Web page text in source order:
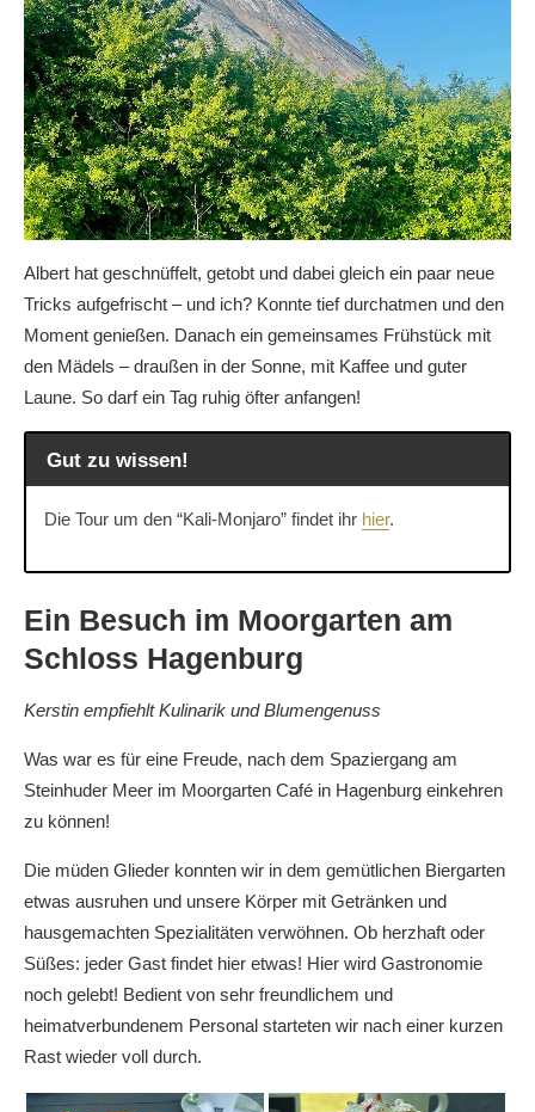
Albert hat geschnüffelt, getobt und dabei gleich ein paar neue
Tricks aufgefrischt – und ich? Konnte tief durchatmen und den
Moment genießen. Danach ein gemeinsames Frühstück mit
den Mädels – draußen in der Sonne, mit Kaffee und guter
Laune. So darf ein Tag ruhig öfter anfangen!
Gut zu wissen!
Die Tour um den “Kali-Monjaro” findet ihr hier.
Ein Besuch im Moorgarten am
Schloss Hagenburg
Kerstin empfiehlt Kulinarik und Blumengenuss
Was war es für eine Freude, nach dem Spaziergang am
Steinhuder Meer im Moorgarten Café in Hagenburg einkehren
zu können!
Die müden Glieder konnten wir in dem gemütlichen Biergarten
etwas ausruhen und unsere Körper mit Getränken und
hausgemachten Spezialitäten verwöhnen. Ob herzhaft oder
Süßes: jeder Gast findet hier etwas! Hier wird Gastronomie
noch gelebt! Bedient von sehr freundlichem und
heimatverbundenem Personal starteten wir nach einer kurzen
Rast wieder voll durch.